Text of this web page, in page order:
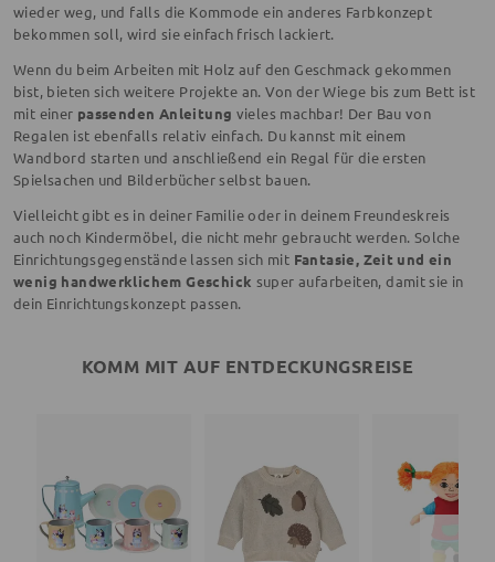
wieder weg, und falls die Kommode ein anderes Farbkonzept
bekommen soll, wird sie einfach frisch lackiert.
Wenn du beim Arbeiten mit Holz auf den Geschmack gekommen
bist, bieten sich weitere Projekte an. Von der Wiege bis zum Bett ist
mit einer passenden Anleitung vieles machbar! Der Bau von
Regalen ist ebenfalls relativ einfach. Du kannst mit einem
Wandbord starten und anschließend ein Regal für die ersten
Spielsachen und Bilderbücher selbst bauen.
Vielleicht gibt es in deiner Familie oder in deinem Freundeskreis
auch noch Kindermöbel, die nicht mehr gebraucht werden. Solche
Einrichtungsgegenstände lassen sich mit Fantasie, Zeit und ein
wenig handwerklichem Geschick super aufarbeiten, damit sie in
dein Einrichtungskonzept passen.
KOMM MIT AUF ENTDECKUNGSREISE